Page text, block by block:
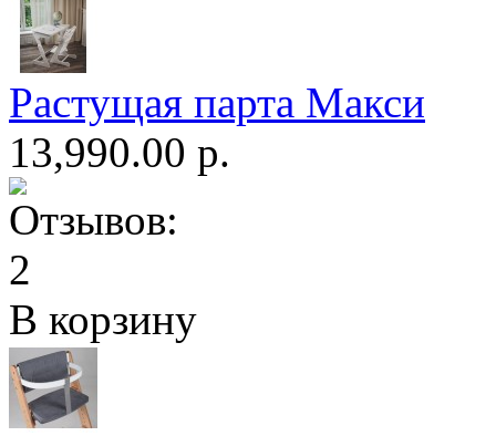
Растущая парта Макси
13,990.00 р.
В корзину